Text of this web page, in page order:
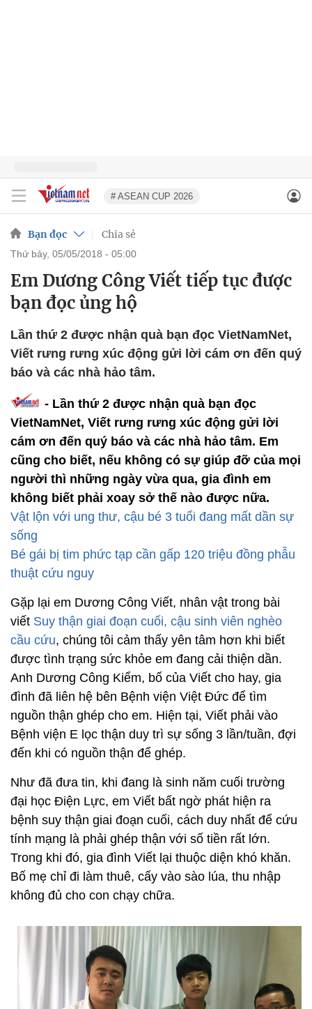
# ASEAN CUP 2026
Bạn đọc Chia sẻ
thứ bảy, 05/05/2018 - 05:00
Em Dương Công Viết tiếp tục được
bạn đọc ủng hộ
Lần thứ 2 được nhận quà bạn đọc VietNamNet,
Viết rưng rưng xúc động gửi lời cám ơn đến quý
báo và các nhà hảo tâm.
- Lần thứ 2 được nhận quà bạn đọc
VietNamNet, Viết rưng rưng xúc động gửi lời
cám ơn đến quý báo và các nhà hảo tâm. Em
cũng cho biết, nếu không có sự giúp đỡ của mọi
người thì những ngày vừa qua, gia đình em
không biết phải xoay sở thế nào được nữa.
Vật lộn với ung thư, cậu bé 3 tuổi đang mất dần sự
sống
Bé gái bị tim phức tạp cần gấp 120 triệu đồng phẫu
thuật cứu nguy
Gặp lại em Dương Công Viết, nhân vật trong bài
viết Suy thận giai đoạn cuối, cậu sinh viên nghèo
cầu cứu, chúng tôi cảm thấy yên tâm hơn khi biết
được tình trạng sức khỏe em đang cải thiện dần.
Anh Dương Công Kiểm, bố của Viết cho hay, gia
đình đã liên hệ bên Bệnh viện Việt Đức để tìm
nguồn thận ghép cho em. Hiện tại, Viết phải vào
Bệnh viện E lọc thận duy trì sự sống 3 lần/tuần, đợi
đến khi có nguồn thận để ghép.
Như đã đưa tin, khi đang là sinh năm cuối trường
đại học Điện Lực, em Viết bất ngờ phát hiện ra
bệnh suy thận giai đoạn cuối, cách duy nhất để cứu
tính mạng là phải ghép thận với số tiền rất lớn.
Trong khi đó, gia đình Viết lại thuộc diện khó khăn.
Bố mẹ chỉ đi làm thuê, cấy vào sào lúa, thu nhập
không đủ cho con chạy chữa.